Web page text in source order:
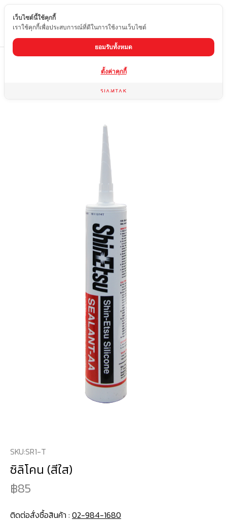
TH
ผลิตภัณฑ์สำหรับการติดตั้งและซ่อมแซม
SKU:SR1-T
ซิลิโคน (สีใส)
85
ติดต่อสั่งซื้อสินค้า : 02-984-1680
เว็บไซต์นี้ใช้คุกกี้
เราใช้คุกกี้เพื่อประสบการณ์ที่ดีในการใช้งานเว็บไซต์
ยอมรับทั้งหมด
ตั้งค่าคุกกี้